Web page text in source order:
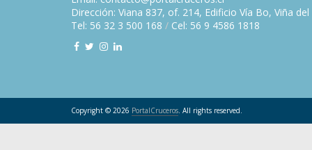
Dirección: Viana 837, of. 214, Edificio Vía Bo, Viña
Tel: 56 32 3 500 168 / Cel: 56 9 4586 1818
Copyright © 2026 PortalCruceros. All rights reserved.